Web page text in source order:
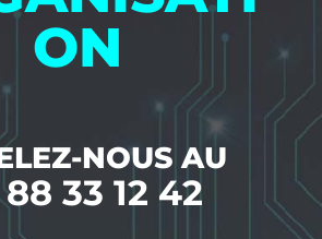
ON
NOUS AU
33 12 42